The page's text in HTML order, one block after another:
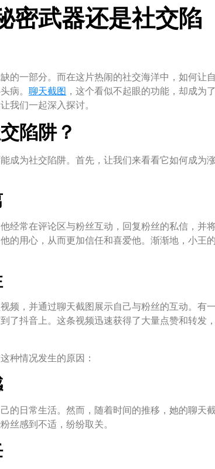
密武器还是社交陷
的一部分。而在这片热闹的社交海洋中，如何让
病。 聊天截图 ，这个看似不起眼的功能，却成为
我们一起深入探讨。
陷阱？
成为社交陷阱。首先，让我们来看看它如何成为
经常在评论区与粉丝互动，回复粉丝的私信，并
的用心，从而更加信任和喜爱他。渐渐地，小王
，并通过聊天截图展示自己与粉丝的互动。有一
了抖音上。这条视频迅速获得了大量点赞和转发
种情况发生的原因：
的日常生活。然而，随着时间的推移，她的聊天
丝感到不适，纷纷取关。